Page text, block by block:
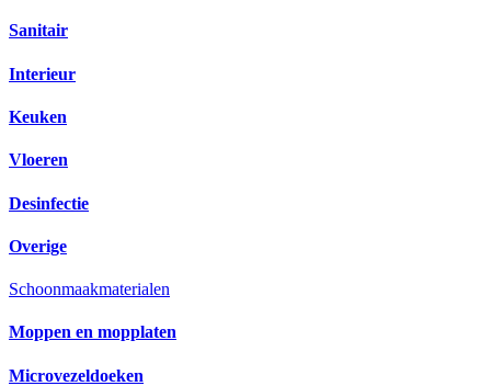
Sanitair
Interieur
Keuken
Vloeren
Desinfectie
Overige
Schoonmaakmaterialen
Moppen en mopplaten
Microvezeldoeken